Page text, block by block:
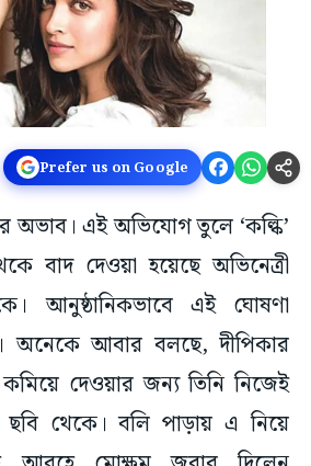
Prefer us on Google
অভাব। এই অভিযোগ তুলে ‘কল্কি’
বাদ দেওয়া হয়েছে অভিনেত্রী
আনুষ্ঠানিকভাবে এই ঘোষণা
অনেকে আবার বলছে, দীপিকার
কমিয়ে দেওয়ার জন্য তিনি নিজেই
থেকে। বলি পাড়ায় এ নিয়ে